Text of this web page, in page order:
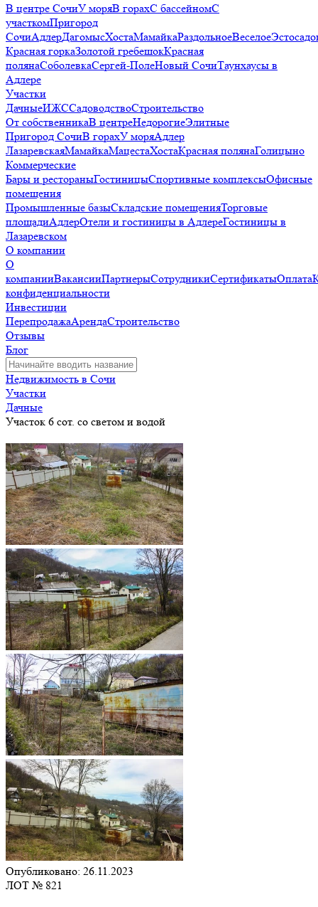
В центре СочиУ моряВ горахС бассейномС
участкомПригород
СочиАдлерДагомысХостаМамайкаРаздольноеВеселое
Красная горкаЗолотой гребешокКрасная
полянаСоболевкаСергей-ПолеНовый СочиТаунхаусы в
Адлере
Участки
ДачныеИЖССадоводствоСтроительство
От собственникаВ центреНедорогиеЭлитные
Пригород СочиВ горахУ моряАдлер
ЛазаревскаяМамайкаМацестаХостаКрасная полянаГолицыно
Коммерческие
Бары и рестораныГостиницыСпортивные комплексыОфисные
помещения
Промышленные базыСкладские помещенияТорговые
площадиАдлерОтели и гостиницы в АдлереГостиницы в
Лазаревском
О компании
О
компанииВакансииПартнерыСотрудникиСертификатыОплата
конфиденциальности
Инвестиции
ПерепродажаАрендаСтроительство
Отзывы
Блог
Недвижимость в Сочи
Участки
Дачные
Участок 6 сот. со светом и водой
Опубликовано: 26.11.2023
ЛОТ № 821